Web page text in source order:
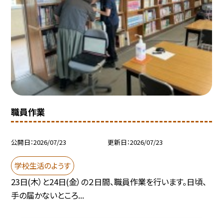
職員作業
公開日 2026/07/23 更新日 2026/07/23
学校生活のようす
23日(木）と24日(金）の２日間、職員作業を行います。日頃、
手の届かないところ...